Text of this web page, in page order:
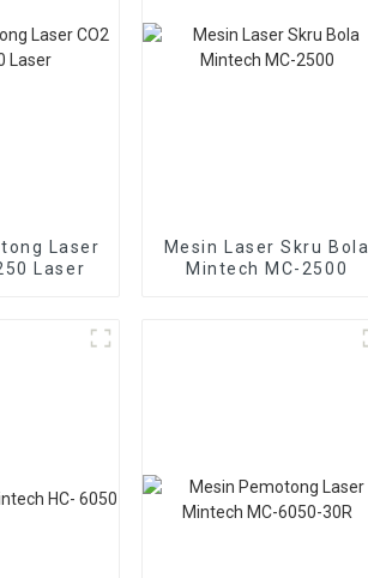
Laser
Laser
Mesin Laser Skru Bola
Mintech MC-2500